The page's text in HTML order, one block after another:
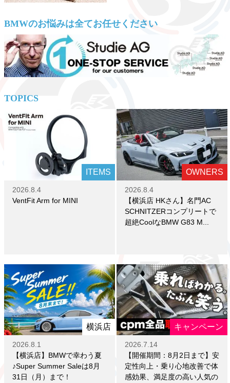
BMWのお悩みは全てお任せください
TOPICS
ITEMS
2026.8.4
VentFit Arm for MINI
OWNERS
2026.8.4
【横浜店 HKさん】名門AC
SCHNITZERコンプリートで
超絶CoolなBMW G83 M...
横浜店
2026.8.1
【横浜店】BMWで幸わう夏
♪Super Summer Saleは8月
31日（月）まで！
キャンペーン
2026.7.14
【開催期間：8月2日まで】安
定性向上・乗り心地改善で体
感効果、満足度の高い人気の